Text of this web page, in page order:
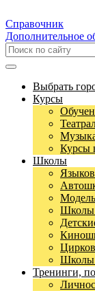
Справочник
Дополнительное
Выбрать
Курсы
Курсы
Школы
Школы
Школы
Тренинги,